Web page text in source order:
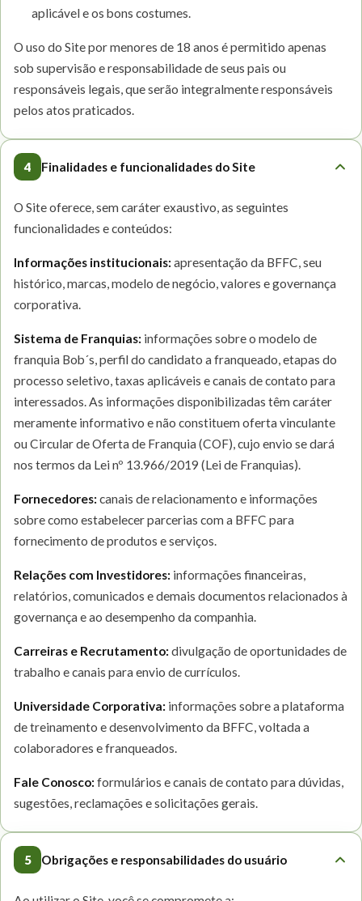
aplicável e os bons costumes.
O uso do Site por menores de 18 anos é permitido apenas
sob supervisão e responsabilidade de seus pais ou
responsáveis legais, que serão integralmente responsáveis
pelos atos praticados.
4 Finalidades e funcionalidades do Site
O Site oferece, sem caráter exaustivo, as seguintes
funcionalidades e conteúdos:
Informações institucionais:apresentação da BFFC, seu
histórico, marcas, modelo de negócio, valores e governança
corporativa.
Sistema de Franquias: informações sobre o modelo de
franquia Bob´s, perfil do candidato a franqueado, etapas do
processo seletivo, taxas aplicáveis e canais de contato para
interessados. As informações disponibilizadas têm caráter
meramente informativo e não constituem oferta vinculante
ou Circular de Oferta de Franquia (COF), cujo envio se dará
nos termos da Lei nº 13.966/2019 (Lei de Franquias).
Fornecedores:canais de relacionamento e informações
sobre como estabelecer parcerias com a BFFC para
fornecimento de produtos e serviços.
Relações com Investidores: informações financeiras,
relatórios, comunicados e demais documentos relacionados à
governança e ao desempenho da companhia.
Carreiras e Recrutamento:divulgação de oportunidades de
trabalho e canais para envio de currículos.
Universidade Corporativa: informações sobre a plataforma
de treinamento e desenvolvimento da BFFC, voltada a
colaboradores e franqueados.
Fale Conosco:formulários e canais de contato para dúvidas,
sugestões, reclamações e solicitações gerais.
5 Obrigações e responsabilidades do usuário